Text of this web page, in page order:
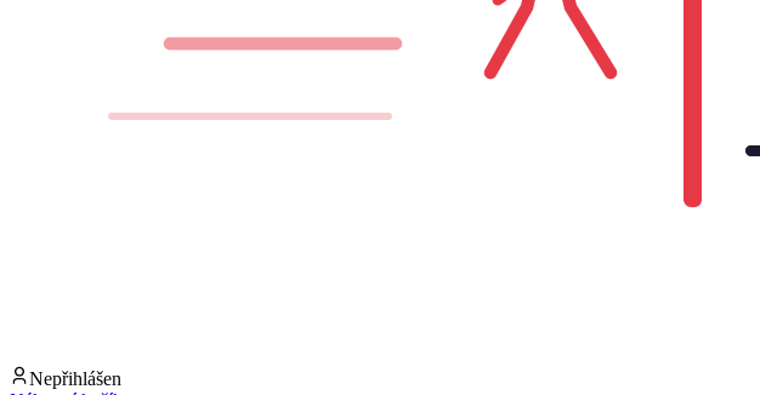
Nepřihlášen